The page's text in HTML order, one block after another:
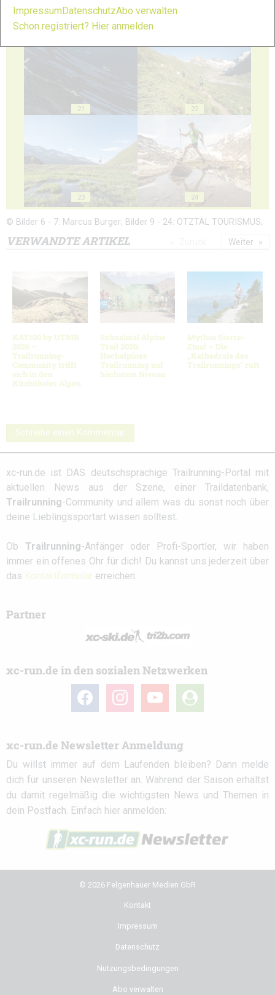
21 22
23 24
© Bilder 6 - 7: Marcus Burger; Bilder 9 - 24: ÖTZTAL TOURISMUS;
VERWANDTE ARTIKEL
KAT100 by UTMB
2026 –
Trailrunning-
Community trifft
sich in den
Kitzbüheler Alpen
Schnalstal Alpine
Trail 2026:
Hochalpines
Trailrunning auf
höchstem Niveau
Mythos Sierre-
Zinal – Die
„Kathedrale des
Trailrunnings“ ruft
Weiter
Schreibe einen Kommentar
xc-run.de ist DAS deutschsprachige Trailrunning-Portal mit
aktuellen News aus der Szene, einer Traildatenbank,
Trailrunning-Community und allem was du sonst noch über
deine Lieblingssportart wissen solltest.
Ob Trailrunning-Anfänger oder Profi-Sportler, wir haben
immer ein offenes Ohr für dich! Du kannst uns jederzeit über
das Kontaktformular erreichen.
Partner
xc-run.de in den sozialen Netzwerken
facebook instagramyoutube
user-
circle
xc-run.de Newsletter Anmeldung
Du willst immer auf dem Laufenden bleiben? Dann melde
dich für unseren Newsletter an. Während der Saison erhältst
du damit regelmäßig die wichtigsten News und Themen in
dein Postfach. Einfach hier anmelden:
© 2026 Felgenhauer Medien GbR
Kontakt
Impressum
Datenschutz
Nutzungsbedingungen
Abo verwalten
Impressum DatenschutzAbo verwalten
Schon registriert? Hier anmelden